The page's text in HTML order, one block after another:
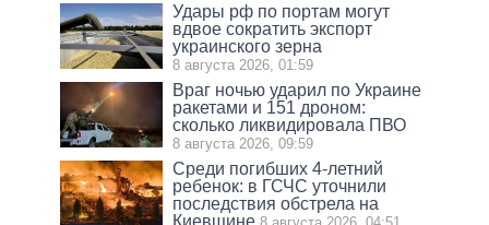
Удары рф по портам могут
вдвое сократить экспорт
украинского зерна
8 августа 2026, 01:59
Враг ночью ударил по Украине
ракетами и 151 дроном:
сколько ликвидировала ПВО
8 августа 2026, 09:59
Среди погибших 4-летний
ребенок: в ГСЧС уточнили
последствия обстрела на
Киевщине